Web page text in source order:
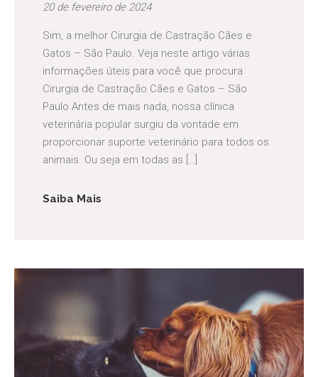
20 de fevereiro de 2024
Sim, a melhor Cirurgia de Castração Cães e
Gatos – São Paulo. Veja neste artigo várias
informações úteis para você que procura
Cirurgia de Castração Cães e Gatos – São
Paulo Antes de mais nada, nossa clínica
veterinária popular surgiu da vontade em
proporcionar suporte veterinário para todos os
animais. Ou seja em todas as […]
Saiba Mais